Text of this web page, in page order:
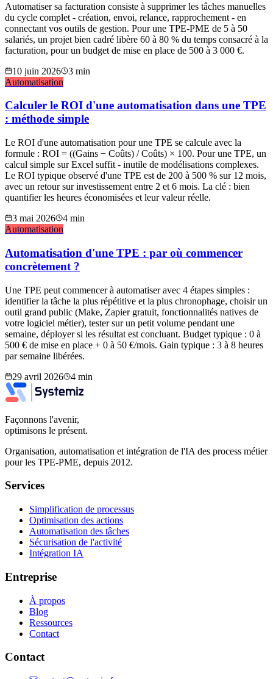
Automatiser sa facturation consiste à supprimer les tâches manuelles
du cycle complet - création, envoi, relance, rapprochement - en
connectant vos outils de gestion. Pour une TPE-PME de 5 à 50
salariés, un projet bien cadré libère 60 à 80 % du temps consacré à la
facturation, pour un budget de mise en place de 500 à 3 000 €.
10 juin 2026
3 min
Automatisation
Calculer le ROI d'une automatisation dans une TPE
: méthode simple
Le ROI d'une automatisation pour une TPE se calcule avec la
formule : ROI = ((Gains − Coûts) / Coûts) × 100. Pour une TPE, un
calcul simple sur Excel suffit - inutile de modélisations complexes.
Le ROI typique observé d'une TPE est de 200 à 500 % sur 12 mois,
avec un retour sur investissement entre 2 et 6 mois. La clé : bien
quantifier les heures économisées et leur valeur réelle.
3 mai 2026
4 min
Automatisation
Automatisation d'une TPE : par où commencer
concrètement ?
Une TPE peut commencer à automatiser avec 4 étapes simples :
identifier la tâche la plus répétitive et la plus chronophage, choisir un
outil grand public (Make, Zapier gratuit, fonctionnalités natives de
votre logiciel métier), tester sur un petit volume pendant une
semaine, déployer si les résultat est concluant. Budget typique : 0 à
500 € de mise en place + 0 à 50 €/mois. Gain typique : 3 à 8 heures
par semaine libérées.
29 avril 2026
4 min
Façonnons l'avenir,
optimisons le présent.
Organisation, automatisation et intégration de l'IA des process métier
pour les TPE-PME, depuis 2012.
Services
Simplification de processus
Optimisation des actions
Automatisation des tâches
Sécurisation de l'activité
Intégration IA
Entreprise
À propos
Blog
Ressources
Contact
Contact